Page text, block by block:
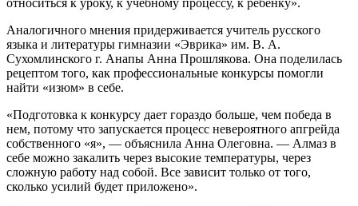
относиться к уроку, к учебному процессу, к ребенку».
Аналогичного мнения придерживается учитель русского
языка и литературы гимназии «Эврика» им. В. А.
Сухомлинского г. Анапы Анна Прошлякова. Она поделилась
рецептом того, как профессиональные конкурсы помогли
найти «изюм» в себе.
«Подготовка к конкурсу дает гораздо больше, чем победа в
нем, потому что запускается процесс невероятного апгрейда
собственного «я», — объяснила Анна Олеговна. — Алмаз в
себе можно закалить через высокие температуры, через
сложную работу над собой. Все зависит только от того,
сколько усилий будет приложено».